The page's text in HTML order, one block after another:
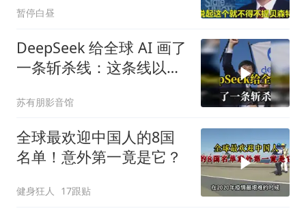
暂停白昼
DeepSeek 给全球 AI 画了
一条斩杀线：这条线以下
苏有朋影音馆
全球最欢迎中国人的8国
名单！意外第一竟是它？
健身狂人 17跟贴